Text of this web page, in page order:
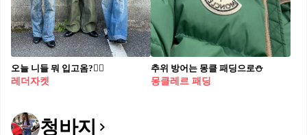
오늘 니들 뭐 입고옴?👯‍♂️
레더자켓
추위 방어는 몽클 패딩으로⛄️
몽클레르 패딩
청바지